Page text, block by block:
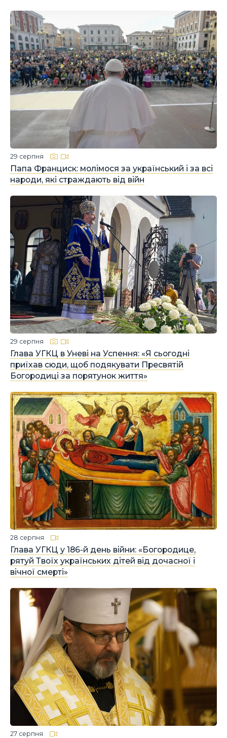
Папа Франциск: молімося за український і за всі
народи, які страждають від війн
29 серпня
Глава УГКЦ в Уневі на Успення: «Я сьогодні
приїхав сюди, щоб подякувати Пресвятій
Богородиці за порятунок життя»
29 серпня
Глава УГКЦ у 186-й день війни: «Богородице,
рятуй Твоїх українських дітей від дочасної і
вічної смерті»
28 серпня
27 серпня